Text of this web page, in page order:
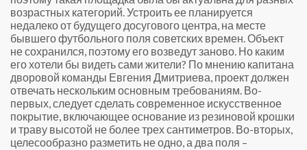
возрастных категорий. Устроить ее планируется
недалеко от будущего досугового центра, на месте
бывшего футбольного поля советских времен. Объект
не сохранился, поэтому его возведут заново. Но каким
его хотели бы видеть сами жители? По мнению капитана
дворовой команды Евгения Дмитриева, проект должен
отвечать нескольким основным требованиям. Во-
первых, следует сделать современное искусственное
покрытие, включающее основание из резиновой крошки
и траву высотой не более трех сантиметров. Во-вторых,
целесообразно разметить не одно, а два поля –